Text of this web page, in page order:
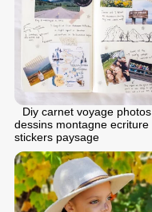
Diy carnet voyage photos
dessins montagne ecriture
stickers paysage